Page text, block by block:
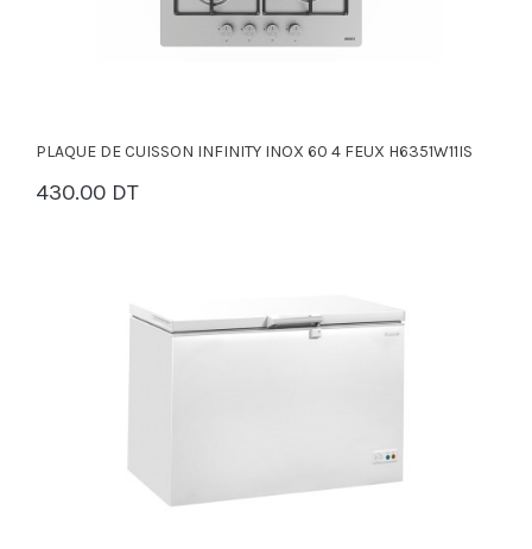
PLAQUE DE CUISSON INFINITY INOX 60 4 FEUX H6351W11IS
430.00 DT
PANIER